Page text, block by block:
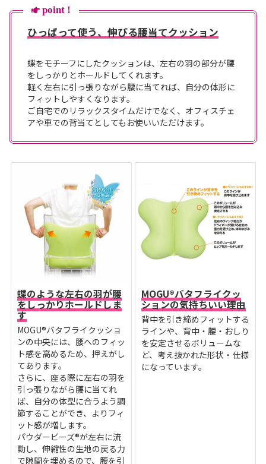
point !
ひっぱって使う、伸びる腰当てクッション
蝶をモチーフにしたクッションは、左右の羽の部分が腰
をしっかりとホールドしてくれます。
軽く左右に引っ張りながら腰に当てれば、自分の体形に
フィットしやすくなります。
ご自宅でのリラックスタイムだけでなく、オフィスチェ
アや車での背当てとしてもお使いいただけます。
蝶のような左右の羽が腰
をしっかりホールドしま
す
MOGU®バタフライクッショ
ンの中央には、腰へのフィッ
ト感を高めるため、押えがし
てあります。
さらに、座る際に左右の羽を
引っ張りながら腰に当てれ
ば、自分の体型に合うよう調
節することができ、よりフィ
ット感が増します。
パウダービーズ®が左右に流
動し、伸縮性の生地の戻る力
で隙間を埋めるので、腰を引
MOGU®バタフライクッ
ションの気持ちいい理由
背中を引き締めフィットする
ラインや、背中・腰・おしり
を安定させるボリュームな
ど、考え抜かれた形状・仕様
になっています。